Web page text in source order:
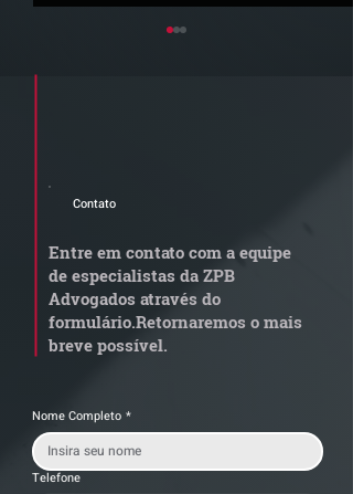
Quem arremata imóvel
dívida condominial
anterior?
Contato
Entre em contato com a equipe
de especialistas da ZPB
Advogados através do
formulário.Retornaremos o mais
breve possível.
Nome Completo *
Telefone